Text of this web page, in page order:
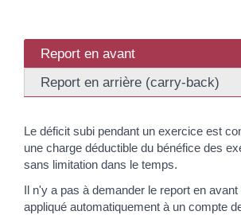
Report en avant
Report en arrière (carry-back)
Le déficit subi pendant un exercice est
une charge déductible du bénéfice des
sans limitation dans le temps.
Il n'y a pas à demander le report en
appliqué automatiquement à un compte